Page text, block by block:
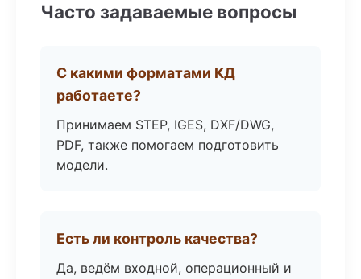
Часто задаваемые вопросы
С какими форматами КД
работаете?
Принимаем STEP, IGES, DXF/DWG,
PDF, также помогаем подготовить
модели.
Есть ли контроль качества?
Да, ведём входной, операционный и